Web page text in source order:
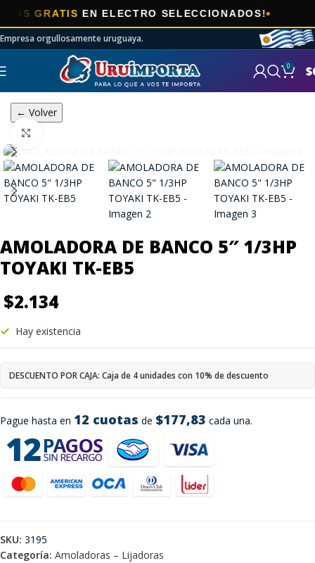
EN ELECTRO SELECCIONADOS!
Empresa orgullosamente uruguaya.
0 $
← Volver
AMOLADORA DE BANCO 5″ 1/3HP
TOYAKI TK-EB5
$2.134
Pague hasta en 12 cuotas de $177,83 cada una.
Hay existencia
DESCUENTO POR CAJA: Caja de 4 unidades con 10% de descuento
SKU: 3195
Categoría: Amoladoras – Lijadoras